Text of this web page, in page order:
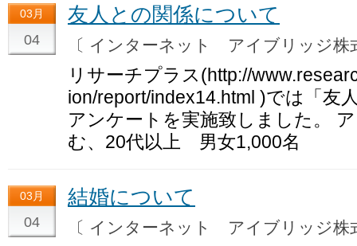
03月
04
友人との関係について
〔 インターネット アイブリッジ
リサーチプラス(http://
ion/report/index14.html )では「友
アンケートを実施致しました。
む、20代以上 男女1,000名
03月
04
結婚について
〔 インターネット アイブリッジ